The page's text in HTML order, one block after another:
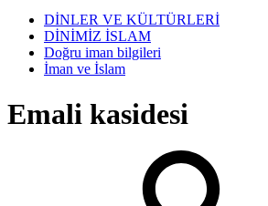
DİNLER VE KÜLTÜRLERİ
DİNİMİZ İSLAM
Doğru iman bilgileri
İman ve İslam
Emali kasidesi